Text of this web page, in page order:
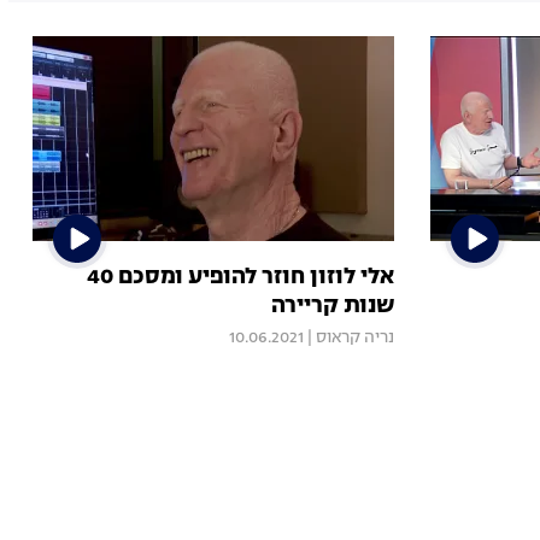
אלי לוזון חוזר להופיע ומסכם 40
שנות קריירה
נריה קראוס 10.06.2021